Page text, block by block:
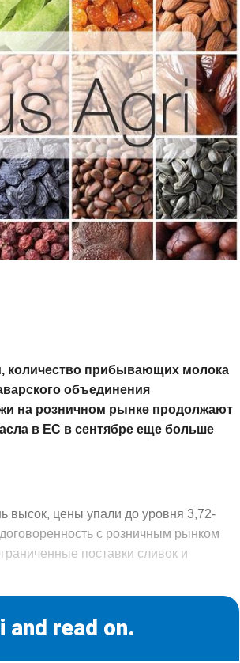
прибывающих молока
объединения
на розничном рынке продолжают
в ЕС в сентябре еще больше
высок, цены упали до уровня 3,72-
с розничным рынком
поставки сливок и
and read on.